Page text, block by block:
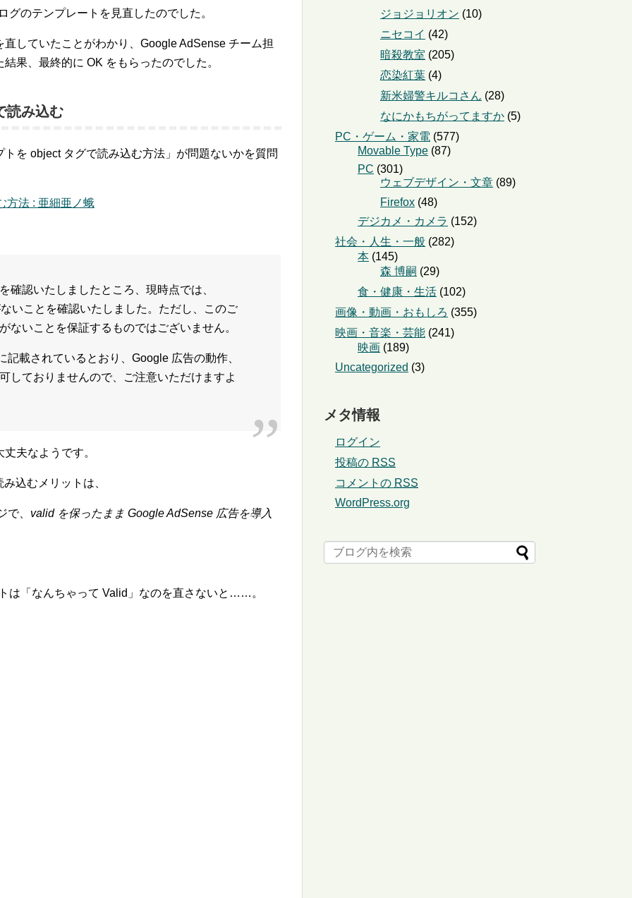
のテンプレートを見直したのでした。
していたことがわかり、Google AdSense チーム担
果、最終的に OK をもらったのでした。
読み込む
を object タグで読み込む方法」が問題ないかを質問
方法 : 亜細亜ノ蛾
確認いたしましたところ、現時点では、
いことを確認いたしました。ただし、このご
ないことを保証するものではございません。
載されているとおり、Google 広告の動作、
しておりませんので、ご注意いただけますよ
夫なようです。
込むメリットは、
で、 valid を保ったまま Google AdSense 広告を導入
は「なんちゃって Valid」なのを直さないと……。
ジョジョリオン (10)
ニセコイ (42)
暗殺教室 (205)
恋染紅葉 (4)
新米婦警キルコさん (28)
なにかもちがってますか (5)
PC・ゲーム・家電 (577)
Movable Type (87)
PC (301)
ウェブデザイン・文章 (89)
Firefox (48)
デジカメ・カメラ (152)
社会・人生・一般 (282)
本 (145)
森 博嗣 (29)
食・健康・生活 (102)
画像・動画・おもしろ (355)
映画・音楽・芸能 (241)
映画 (189)
Uncategorized (3)
メタ情報
ログイン
投稿の RSS
コメントの RSS
WordPress.org